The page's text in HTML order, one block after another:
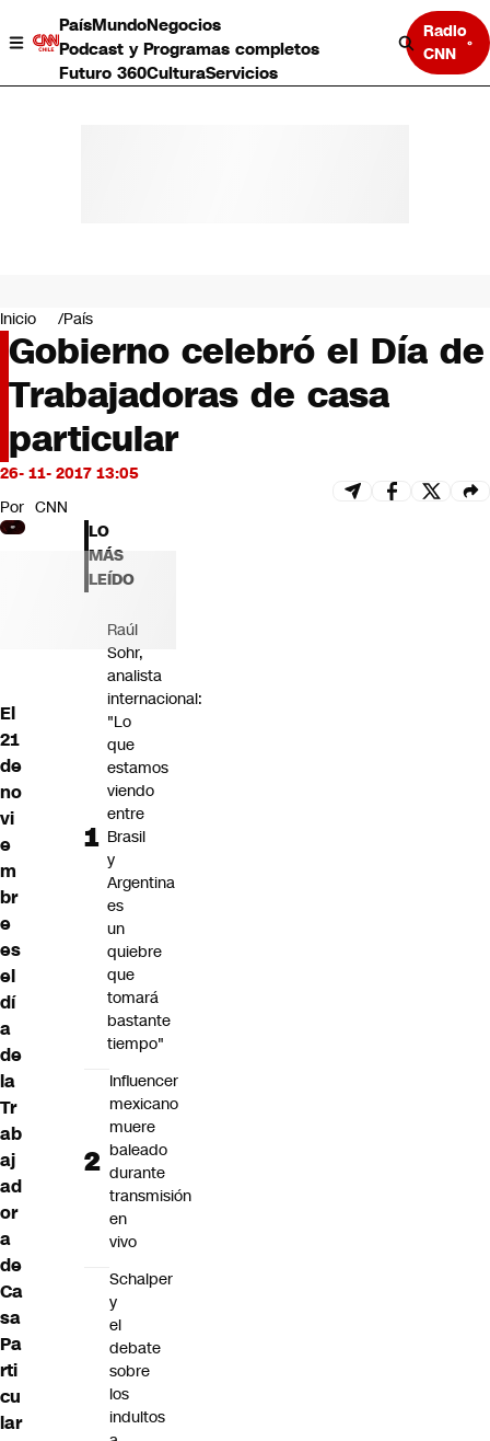
PaísMundoNegocios
Podcast y Programas completos
Futuro 360CulturaServicios
Radio
CNN
Negocios
Deportes
Programas completos
Cultura
Servicios
Bits
CNN tiempo
Futuro 360
Opinión
Inicio País
Gobierno celebró el Día de
Trabajadoras de casa
particular
26- 11- 2017 13:05
Por CNN
El
21
de
no
vi
e
m
br
e
es
el
dí
a
de
la
Tr
ab
aj
ad
or
a
de
Ca
sa
Pa
rti
cu
lar
LO
MÁS
LEÍDO
Raúl
Sohr,
analista
internacional:
"Lo
que
estamos
viendo
entre
Brasil
y
Argentina
es
un
quiebre
que
tomará
bastante
tiempo"
Influencer
mexicano
muere
baleado
durante
transmisión
en
vivo
Schalper
y
el
debate
sobre
los
indultos